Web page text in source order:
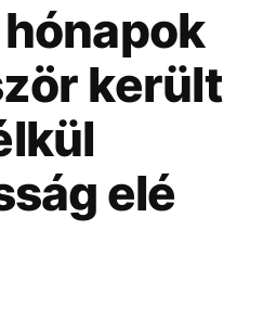
DIVAT
ENTR
TECH-TUDOMÁNY
TÁRSADALOM
UTAZÁS
TIKTOK
SEBESTYÉN BALÁZS
MAJKA
DUNA
került
elé